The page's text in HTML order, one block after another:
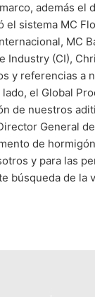
además el
el sistema MC
MC
Industry (CI),
y referencias a
el Global
de nuestros
General
de
y para las
búsqueda de la